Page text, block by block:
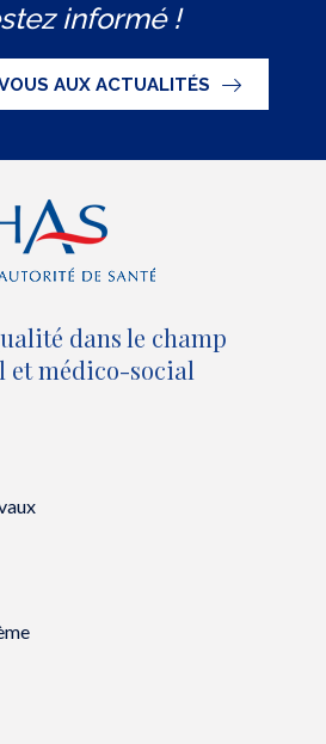
c
e
b
o
o
k
(
n
o
e
e
u
t
u
b
e
(
n
o
u
n
k
e
d
(
n
o
informé !
AUX ACTUALITÉS
dans le champ
et médico-social